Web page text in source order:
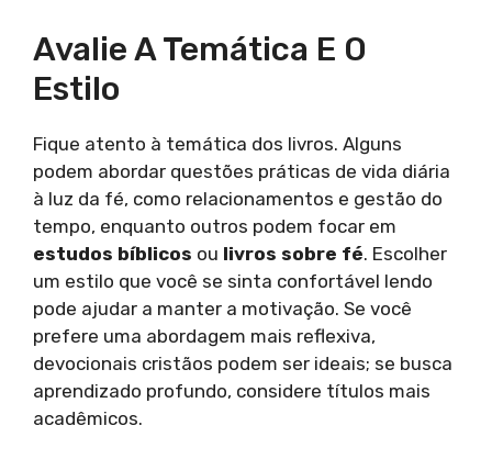
Avalie A Temática E O
Estilo
Fique atento à temática dos livros. Alguns
podem abordar questões práticas de vida diária
à luz da fé, como relacionamentos e gestão do
tempo, enquanto outros podem focar em
estudos bíblicos ou livros sobre fé. Escolher
um estilo que você se sinta confortável lendo
pode ajudar a manter a motivação. Se você
prefere uma abordagem mais reflexiva,
devocionais cristãos podem ser ideais; se busca
aprendizado profundo, considere títulos mais
acadêmicos.